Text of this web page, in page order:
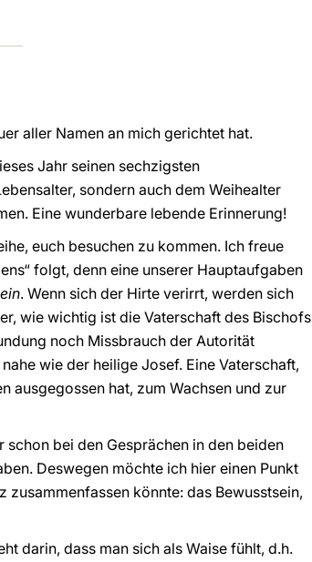
aller Namen an mich gerichtet hat.
Jahr seinen sechzigsten
sondern auch dem Weihealter
Eine wunderbare lebende Erinnerung!
euch besuchen zu kommen. Ich freue
folgt, denn eine unserer Hauptaufgaben
. Wenn sich der Hirte verirrt, werden sich
wie wichtig ist die Vaterschaft des Bischofs
noch Missbrauch der Autorität
wie der heilige Josef. Eine Vaterschaft,
ausgegossen hat, zum Wachsen und zur
bei den Gesprächen in den beiden
Deswegen möchte ich hier einen Punkt
könnte: das Bewusstsein,
darin, dass man sich als Waise fühlt, d.h.